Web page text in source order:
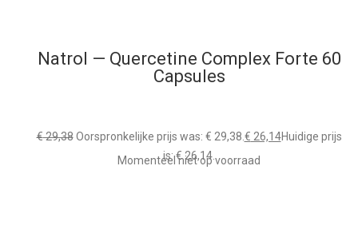
Natrol — Quercetine Complex Forte 60
Capsules
€29,38 Oorspronkelijke prijs was: € 29,38. € 26,14Huidige prijs
is: € 26,14.
Momenteel niet op voorraad